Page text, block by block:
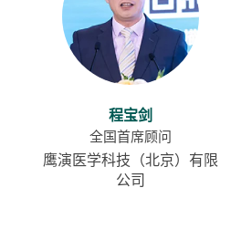
程宝剑
全国首席顾问
鹰演医学科技（北京）有限
公司